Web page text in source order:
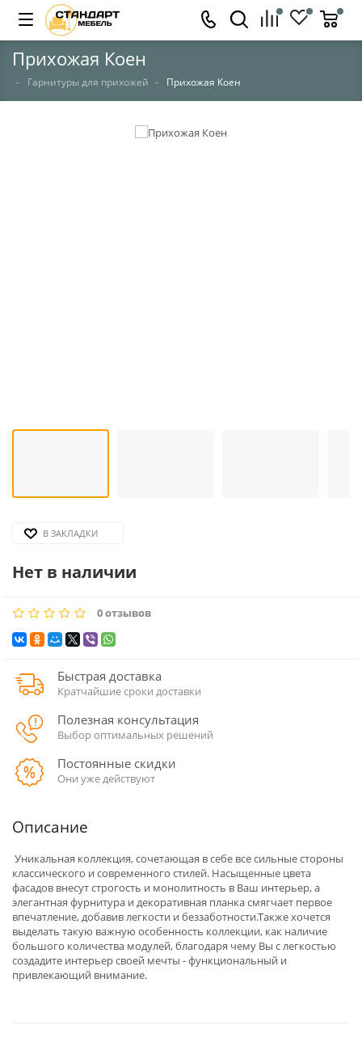
Прихожая Коен
Гарнитуры для прихожей Прихожая Коен
В ЗАКЛАДКИ
Нет в наличии
0 отзывов
Быстрая доставка
Кратчайшие сроки доставки
Полезная консультация
Выбор оптимальных решений
Постоянные скидки
Они уже действуют
Описание
Уникальная коллекция, сочетающая в себе все сильные стороны
классического и современного стилей. Насыщенные цвета
фасадов внесут строгость и монолитность в Ваш интерьер, а
элегантная фурнитура и декоративная планка смягчает первое
впечатление, добавив легкости и беззаботности.Также хочется
выделать такую важную особенность коллекции, как наличие
большого количества модулей, благодаря чему Вы с легкостью
создадите интерьер своей мечты - функциональный и
привлекающий внимание.